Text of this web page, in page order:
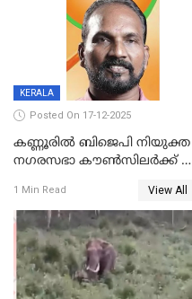
KERALA
Posted On 17-12-2025
കണ്ണൂരിൽ ബിജെപി നിയുക്ത
നഗരസഭാ കൗൺസിലർക്ക് 36
1 Min Read View All